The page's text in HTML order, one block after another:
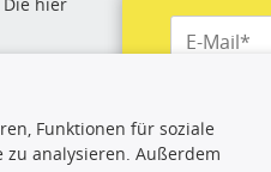
zu
die
Mit der
unsere
(*Pflichtfeld)
Funktionen für soziale
analysieren. Außerdem